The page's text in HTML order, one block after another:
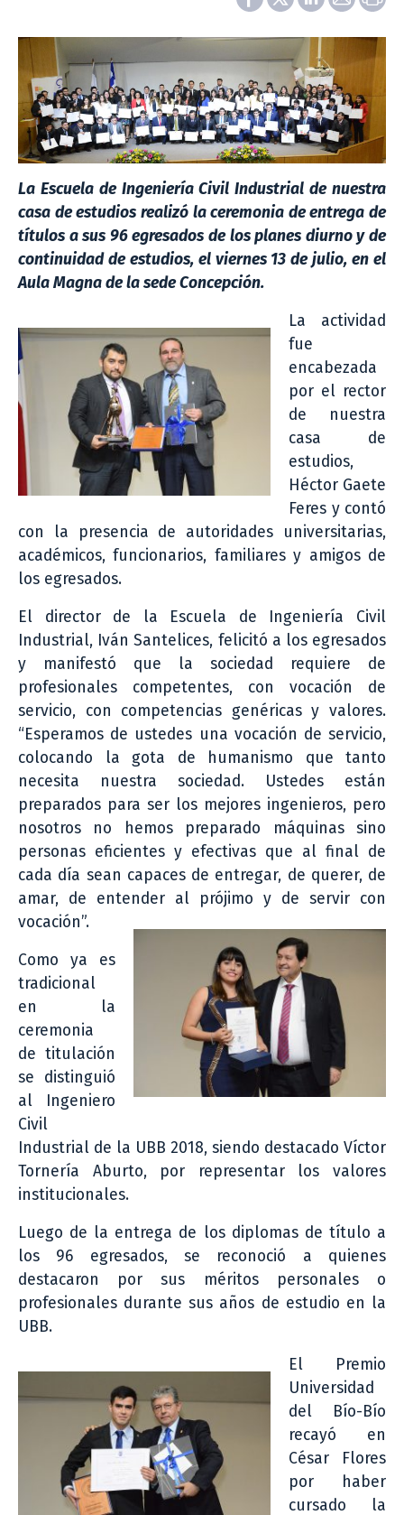
La Escuela de Ingeniería Civil Industrial de nuestra
casa de estudios realizó la ceremonia de entrega de
títulos a sus 96 egresados de los planes diurno y de
continuidad de estudios, el viernes 13 de julio, en el
Aula Magna de la sede Concepción.
La actividad
fue
encabezada
por el rector
de nuestra
casa de
estudios,
Héctor Gaete
Feres y contó
con la presencia de autoridades universitarias,
académicos, funcionarios, familiares y amigos de
los egresados.
El director de la Escuela de Ingeniería Civil
Industrial, Iván Santelices, felicitó a los egresados
y manifestó que la sociedad requiere de
profesionales competentes, con vocación de
servicio, con competencias genéricas y valores.
“Esperamos de ustedes una vocación de servicio,
colocando la gota de humanismo que tanto
necesita nuestra sociedad. Ustedes están
preparados para ser los mejores ingenieros, pero
nosotros no hemos preparado máquinas sino
personas eficientes y efectivas que al final de
cada día sean capaces de entregar, de querer, de
amar, de entender al prójimo y de servir con
vocación”.
Como ya es
tradicional
en la
ceremonia
de titulación
se distinguió
al Ingeniero
Civil
Industrial de la UBB 2018, siendo destacado Víctor
Tornería Aburto, por representar los valores
institucionales.
Luego de la entrega de los diplomas de título a
los 96 egresados, se reconoció a quienes
destacaron por sus méritos personales o
profesionales durante sus años de estudio en la
UBB.
El Premio
Universidad
del Bío-Bío
recayó en
César Flores
por haber
cursado la